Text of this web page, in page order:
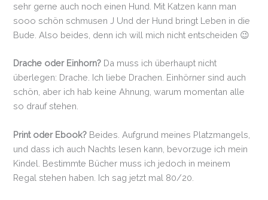
sehr gerne auch noch einen Hund. Mit Katzen kann man
sooo schön schmusen J Und der Hund bringt Leben in die
Bude. Also beides, denn ich will mich nicht entscheiden 😉
Drache oder Einhorn? Da muss ich überhaupt nicht
überlegen: Drache. Ich liebe Drachen. Einhörner sind auch
schön, aber ich hab keine Ahnung, warum momentan alle
so drauf stehen.
Print oder Ebook? Beides. Aufgrund meines Platzmangels,
und dass ich auch Nachts lesen kann, bevorzuge ich mein
Kindel. Bestimmte Bücher muss ich jedoch in meinem
Regal stehen haben. Ich sag jetzt mal 80/20.